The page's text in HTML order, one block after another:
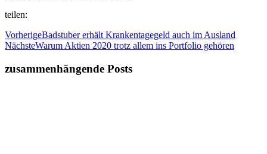
teilen:
VorherigeBadstuber erhält Krankentagegeld auch im Ausland
NächsteWarum Aktien 2020 trotz allem ins Portfolio gehören
zusammenhängende Posts